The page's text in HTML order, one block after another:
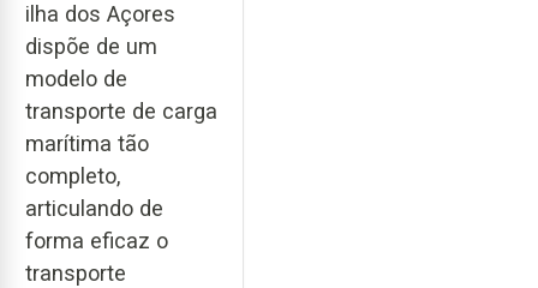
ilha dos Açores
dispõe de um
modelo de
transporte de carga
marítima tão
completo,
articulando de
forma eficaz o
transporte